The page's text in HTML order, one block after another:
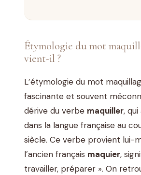
Étymologie du mot
vient-il ?
L’étymologie du mot
fascinante et souvent
dérive du verbe maquiller,
dans la langue française au
siècle. Ce verbe provient lui-
l’ancien français maquier,
travailler, préparer ». On